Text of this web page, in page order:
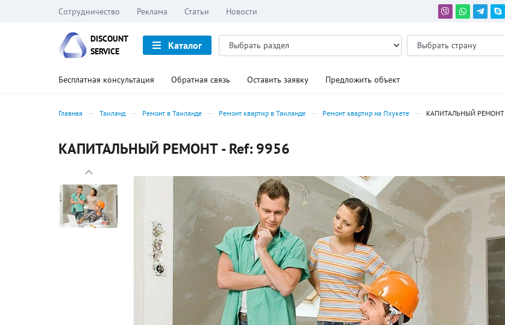
Сотрудничество Реклама Статьи Новости
DISCOUNT
SERVICE
Каталог
Бесплатная консультация Обратная связь Оставить заявку Предложить объект
Главная Таиланд Ремонт в Таиланде Ремонт квартир в Таиланде Ремонт квартир на Пхукете КАПИТАЛЬНЫЙ РЕМОНТ
КАПИТАЛЬНЫЙ РЕМОНТ - Ref: 9956